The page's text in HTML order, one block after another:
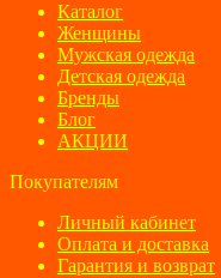
Каталог
Женщины
Мужская одежда
Детская одежда
Бренды
Блог
АКЦИИ
Покупателям
Личный кабинет
Оплата и доставка
Гарантия и возврат